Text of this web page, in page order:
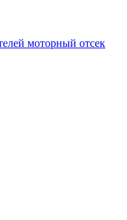
моторный отсек